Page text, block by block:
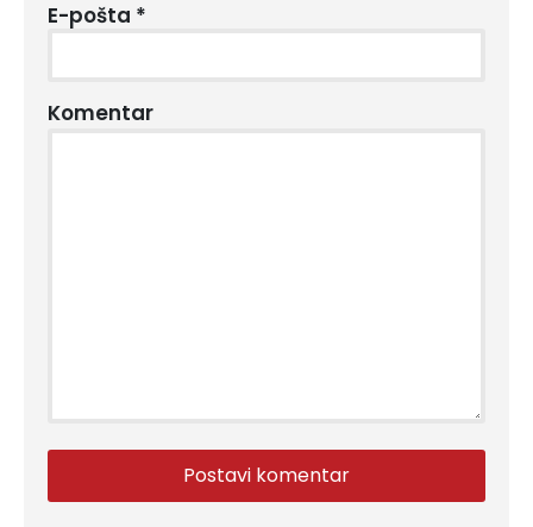
E-pošta *
Komentar